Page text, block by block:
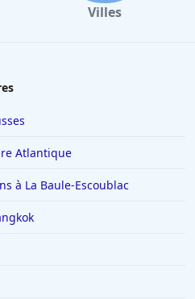
Villes
Atlantique
à La Baule-Escoublac